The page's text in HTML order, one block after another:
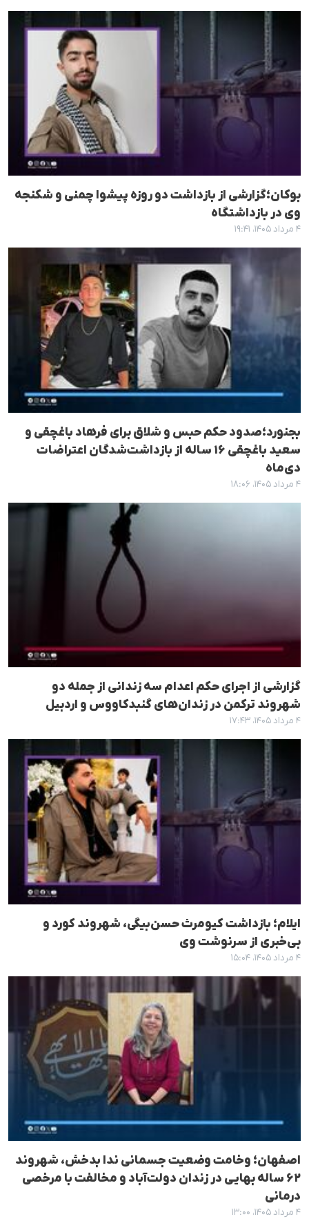
بوکان؛گزارشی از بازداشت دو روزه پیشوا چمنی و شکنجه
وی در بازداشتگاه
۴ مرداد ۱۴۰۵، ۱۹:۴۱
بجنورد؛صدود حکم حبس و شلاق برای فرهاد باغچقی و
سعید باغچقی ۱۶ ساله از بازداشت‌شدگان اعتراضات
دی‌ماه
۴ مرداد ۱۴۰۵، ۱۸:۰۶
گزارشی از اجرای حکم اعدام سه زندانی از جمله دو
شهروند ترکمن در زندان‌های گنبدکاووس و اردبیل
۴ مرداد ۱۴۰۵، ۱۷:۴۳
ایلام؛ بازداشت کیومرث حسن‌بیگی، شهروند کورد و
بی‌خبری از سرنوشت وی
۴ مرداد ۱۴۰۵، ۱۵:۰۴
اصفهان؛ وخامت وضعیت جسمانی ندا بدخش، شهروند
۶۲ ساله بهایی در زندان دولت‌آباد و مخالفت با مرخصی
درمانی
۴ مرداد ۱۴۰۵، ۱۳:۰۰